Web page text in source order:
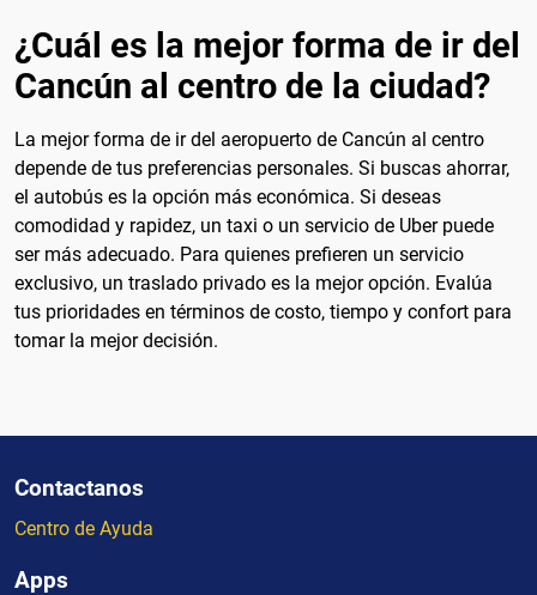
¿Cuál es la mejor forma de ir del
Cancún al centro de la ciudad?
La mejor forma de ir del aeropuerto de Cancún al centro
depende de tus preferencias personales. Si buscas ahorrar,
el autobús es la opción más económica. Si deseas
comodidad y rapidez, un taxi o un servicio de Uber puede
ser más adecuado. Para quienes prefieren un servicio
exclusivo, un traslado privado es la mejor opción. Evalúa
tus prioridades en términos de costo, tiempo y confort para
tomar la mejor decisión.
Contactanos
Centro de Ayuda
Apps